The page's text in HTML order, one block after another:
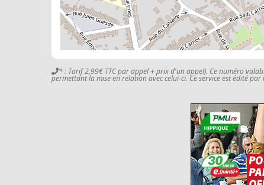
* : Tarif 2,99€ TTC par appel + prix d'un appel). Ce numéro
permettant la mise en relation avec celui-ci. Ce service est édité